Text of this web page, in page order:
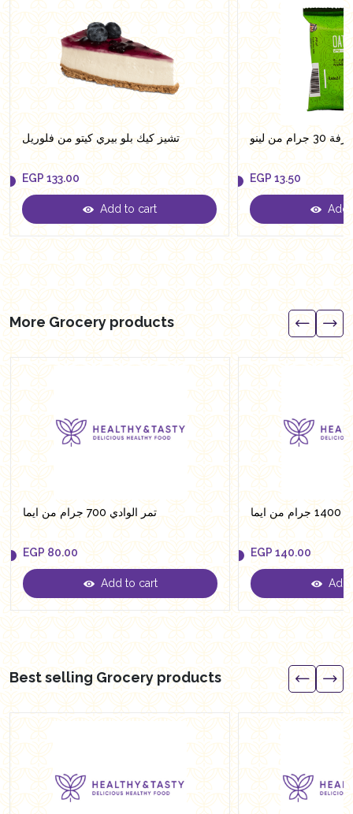
تشيز كيك بلو بيري كيتو من فلوريل
EGP
EGP 133.00
Add to cart
من لينو
EGP
EGP 13.50
Add
More Grocery products
تمر الوادي 700 جرام من ايما
EGP
EGP 80.00
Add to cart
ايما
EGP
EGP 140.00
Add
Best selling Grocery products